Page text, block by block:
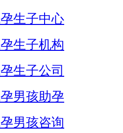
生子中心
生子机构
生子公司
男孩助孕
男孩咨询